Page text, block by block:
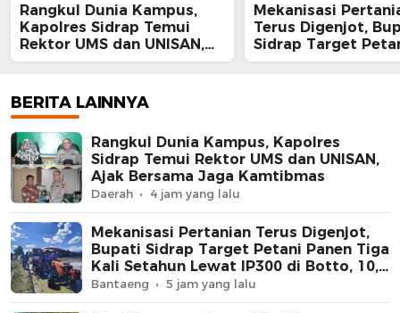
Rangkul Dunia Kampus,
Kapolres Sidrap Temui
Rektor UMS dan UNISAN,
Ajak Bersama Jaga
Mekanisasi
Terus Digenjot,
Sidrap Target
Panen Tiga Kali
BERITA LAINNYA
Rangkul Dunia Kampus, Kapolres
Sidrap Temui Rektor UMS dan UNISAN,
Ajak Bersama Jaga Kamtibmas
Daerah 4 jam yang lalu
Mekanisasi Pertanian Terus Digenjot,
Bupati Sidrap Target Petani Panen Tiga
Kali Setahun Lewat IP300 di Botto, 10,5
Hektare Sawah Langsung Diolah
dengan Rotavator dan Traktor
Bantaeng 5 jam yang lalu